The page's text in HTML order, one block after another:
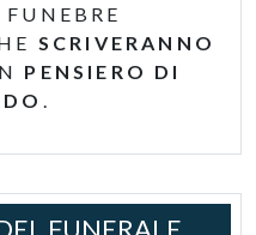
SCRIVERANNO
PENSIERO DI
FUNERALE